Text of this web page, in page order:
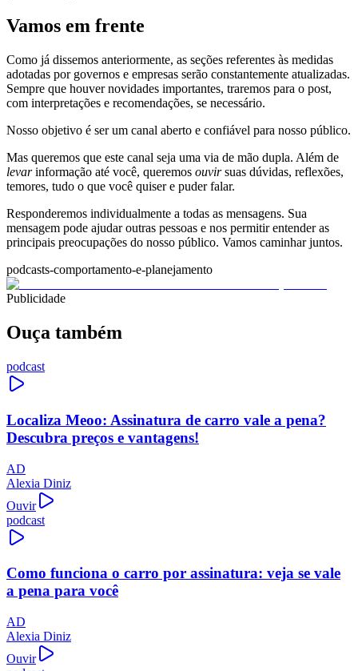
Vamos em frente
Como já dissemos anteriormente, as seções referentes às medidas
adotadas por governos e empresas serão constantemente atualizadas.
Sempre que houver novidades importantes, traremos para o post,
com interpretações e recomendações, se necessário.
Nosso objetivo é ser um canal aberto e confiável para nosso público.
Mas queremos que este canal seja uma via de mão dupla. Além de
levarinformação até você, queremos ouvirsuas dúvidas, reflexões,
temores, tudo o que você quiser e puder falar.
Responderemos individualmente a todas as mensagens. Sua
mensagem pode ajudar outras pessoas e nos permitir entender as
principais preocupações do nosso público. Vamos caminhar juntos.
podcasts-comportamento-e-planejamento
Publicidade
Ouça também
podcast
Localiza Meoo: Assinatura de carro vale a pena?
Descubra preços e vantagens!
AD
Alexia Diniz
Ouvir
podcast
Como funciona o carro por assinatura: veja se vale
a pena para você
AD
Alexia Diniz
Ouvir